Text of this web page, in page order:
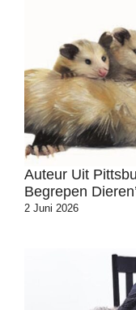
Auteur Uit
Begrepen
2 Juni 2026